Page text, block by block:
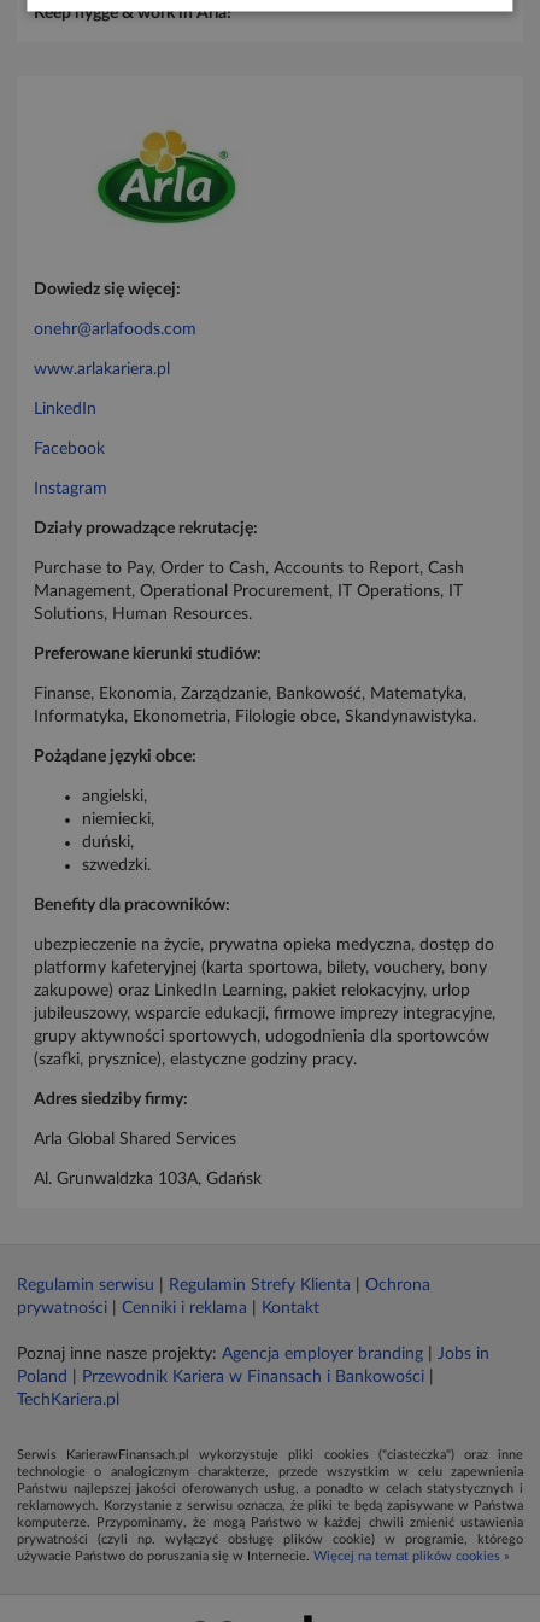
Keep hygge & work in Arla!
Dowiedz się więcej:
onehr@arlafoods.com
www.arlakariera.pl
LinkedIn
Facebook
Instagram
Działy prowadzące rekrutację:
Purchase to Pay, Order to Cash, Accounts to Report, Cash
Management, Operational Procurement, IT Operations, IT
Solutions, Human Resources.
Preferowane kierunki studiów:
Finanse, Ekonomia, Zarządzanie, Bankowość, Matematyka,
Informatyka, Ekonometria, Filologie obce, Skandynawistyka.
Pożądane języki obce:
angielski,
niemiecki,
duński,
szwedzki.
Benefity dla pracowników:
ubezpieczenie na życie, prywatna opieka medyczna, dostęp do
platformy kafeteryjnej (karta sportowa, bilety, vouchery, bony
zakupowe) oraz LinkedIn Learning, pakiet relokacyjny, urlop
jubileuszowy, wsparcie edukacji, firmowe imprezy integracyjne,
grupy aktywności sportowych, udogodnienia dla sportowców
(szafki, prysznice), elastyczne godziny pracy.
Adres siedziby firmy:
Arla Global Shared Services
Al. Grunwaldzka 103A, Gdańsk
Regulamin serwisu Regulamin Strefy Klienta
Ochrona
prywatności
Cenniki i reklama Kontakt
Poznaj inne nasze projekty: Agencja employer branding
Jobs in
Poland
Przewodnik Kariera w Finansach i Bankowości
TechKariera.pl
Serwis KarierawFinansach.pl wykorzystuje pliki cookies ("ciasteczka") oraz inne
technologie o analogicznym charakterze, przede wszystkim w celu zapewnienia
Państwu najlepszej jakości oferowanych usług, a ponadto w celach statystycznych i
reklamowych. Korzystanie z serwisu oznacza, że pliki te będą zapisywane w Państwa
komputerze. Przypominamy, że mogą Państwo w każdej chwili zmienić ustawienia
prywatności (czyli np. wyłączyć obsługę plików cookie) w programie, którego
używacie Państwo do poruszania się w Internecie. Więcej na temat plików cookies »